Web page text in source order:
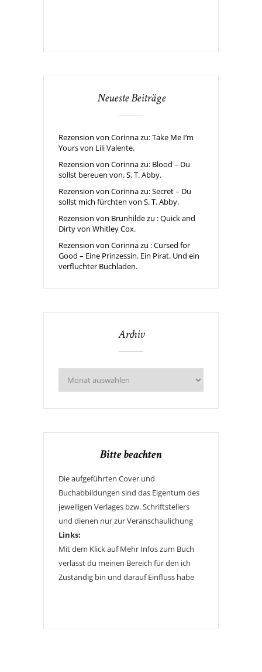
Neueste Beiträge
Rezension von Corinna zu: Take Me I’m
Yours von Lili Valente.
Rezension von Corinna zu: Blood – Du
sollst bereuen von. S. T. Abby.
Rezension von Corinna zu: Secret – Du
sollst mich fürchten von S. T. Abby.
Rezension von Brunhilde zu : Quick and
Dirty von Whitley Cox.
Rezension von Corinna zu : Cursed for
Good – Eine Prinzessin. Ein Pirat. Und ein
verfluchter Buchladen.
Archiv
Bitte beachten
Die aufgeführten Cover und
Buchabbildungen sind das Eigentum des
jeweiligen Verlages bzw. Schriftstellers
und dienen nur zur Veranschaulichung
Links:
Mit dem Klick auf Mehr Infos zum Buch
verlässt du meinen Bereich für den ich
Zuständig bin und darauf Einfluss habe